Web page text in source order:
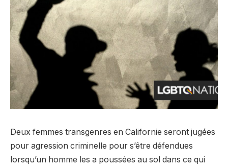
Deux femmes transgenres en Californie seront jugées
pour agression criminelle pour s’être défendues
lorsqu’un homme les a poussées au sol dans ce qui